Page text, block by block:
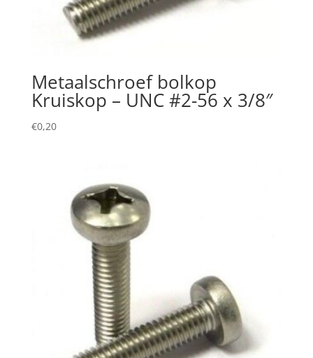
Metaalschroef bolkop
Kruiskop – UNC #2-56 x 3/8″
€0,20